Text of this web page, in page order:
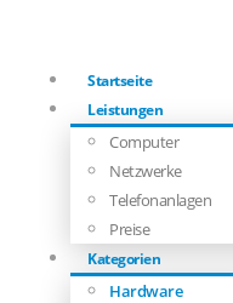
Startseite
Leistungen
Computer
Netzwerke
Telefonanlagen
Preise
Kategorien
Hardware